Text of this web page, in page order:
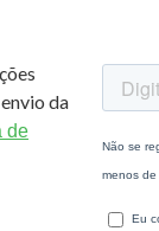
da
de